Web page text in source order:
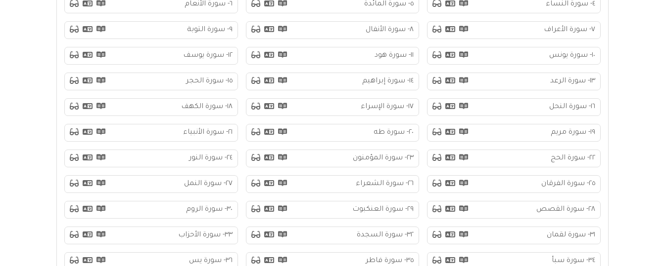
٤- سورة النساء ٥- سورة المائدة ٦- سورة الأنعام
٧- سورة الأعراف ٨- سورة الأنفال ٩- سورة التوبة
١٠- سورة يونس ١١- سورة هود ١٢- سورة يوسف
١٣- سورة الرعد ١٤- سورة إبراهيم ١٥- سورة الحجر
١٦- سورة النحل ١٧- سورة الإسراء ١٨- سورة الكهف
١٩- سورة مريم ٢٠- سورة طه ٢١- سورة الأنبياء
٢٢- سورة الحج ٢٣- سورة المؤمنون ٢٤- سورة النور
٢٥- سورة الفرقان ٢٦- سورة الشعراء ٢٧- سورة النمل
٢٨- سورة القصص ٢٩- سورة العنكبوت ٣٠- سورة الروم
٣١- سورة لقمان ٣٢- سورة السجدة ٣٣- سورة الأحزاب
٣٤- سورة سبأ ٣٥- سورة فاطر ٣٦- سورة يس